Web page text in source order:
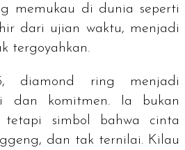
memukau di dunia seperti
dari ujian waktu, menjadi
tergoyahkan.
diamond ring menjadi
dan komitmen. Ia bukan
tetapi simbol bahwa cinta
dan tak ternilai. Kilau